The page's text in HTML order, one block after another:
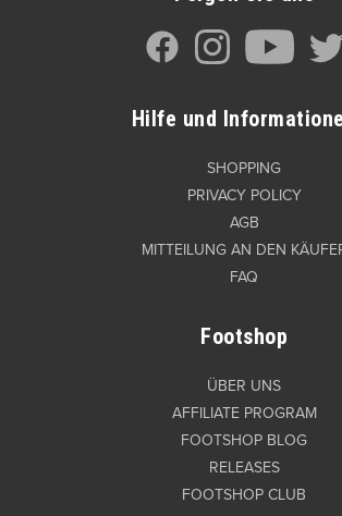
Hilfe und
SHOPPING
PRIVACY POLICY
AGB
MITTEILUNG AN DEN
FAQ
Footshop
ÜBER UNS
AFFILIATE PROGRAM
FOOTSHOP BLOG
RELEASES
FOOTSHOP CLUB